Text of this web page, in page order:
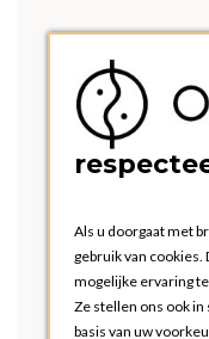
Als u doorgaat met
gebruik van cookies.
mogelijke ervaring
Ze stellen ons ook
basis van uw